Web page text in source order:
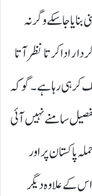
جاسکے وگرنہ
ادا کرتا نظر آتا
کر ہی رہا ہے۔ گو کہ
سامنے نہیں آئی
پاکستان پراور
کے علاوہ دیگر